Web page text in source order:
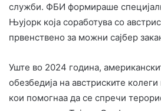
служби. ФБИ формираше
Њујорк која соработува со
првенствено за можни сајбер
Уште во 2024 година,
обезбедија на австриските
кои помогнаа да се спречи